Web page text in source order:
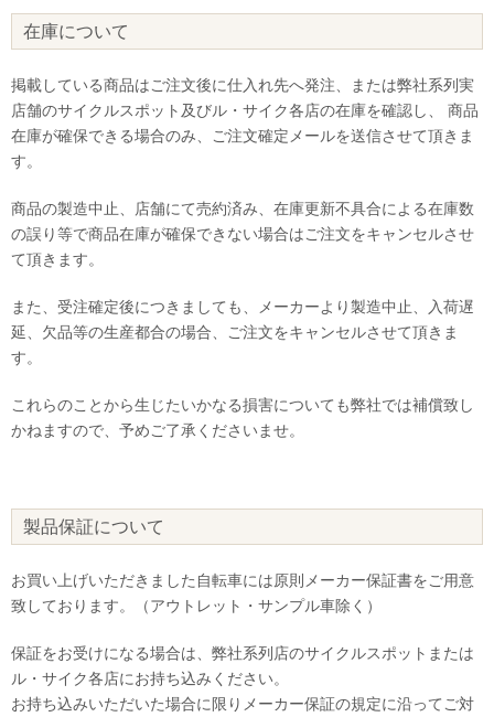
在庫について
掲載している商品はご注文後に仕入れ先へ発注、または弊社系列実
店舗のサイクルスポット及びル・サイク各店の在庫を確認し、 商品
在庫が確保できる場合のみ、ご注文確定メールを送信させて頂きま
す。
商品の製造中止、店舗にて売約済み、在庫更新不具合による在庫数
の誤り等で商品在庫が確保できない場合はご注文をキャンセルさせ
て頂きます。
また、受注確定後につきましても、メーカーより製造中止、入荷遅
延、欠品等の生産都合の場合、ご注文をキャンセルさせて頂きま
す。
これらのことから生じたいかなる損害についても弊社では補償致し
かねますので、予めご了承くださいませ。
製品保証について
お買い上げいただきました自転車には原則メーカー保証書をご用意
致しております。（アウトレット・サンプル車除く）
保証をお受けになる場合は、弊社系列店のサイクルスポットまたは
ル・サイク各店にお持ち込みください。
お持ち込みいただいた場合に限りメーカー保証の規定に沿ってご対